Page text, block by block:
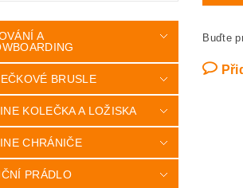
A
BRUSLE
KOLEČKA A LOŽISKA
CHRÁNIČE
PRÁDLO
Buďte